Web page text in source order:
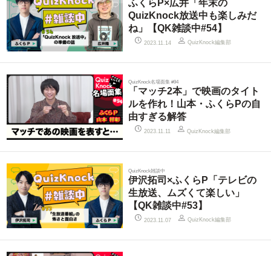
ふくらP×広井「年末の
QuizKnock放送中も楽しみだ
ね」【QK雑談中#54】
2023.11.14 QuizKnock編集部
QuizKnock名場面集 #94
「マッチ2本」で映画のタイト
ルを作れ！山本・ふくらPの自
由すぎる解答
2023.11.11 QuizKnock編集部
QuizKnock雑談中
伊沢拓司×ふくらP「テレビの
生放送、ムズくて楽しい」
【QK雑談中#53】
2023.11.07 QuizKnock編集部